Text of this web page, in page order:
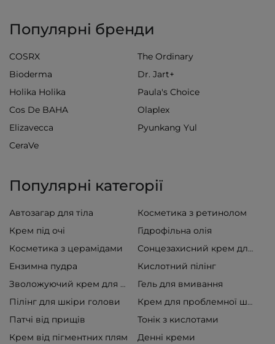
Популярні бренди
COSRX
The Ordinary
Bioderma
Dr. Jart+
Holika Holika
Paula's Choice
Cos De BAHA
Olaplex
Elizavecca
Pyunkang Yul
CeraVe
Популярні категорії
Автозагар для тіла
Косметика з ретинолом
Крем під очі
Гідрофільна олія
Косметика з церамідами
Сонцезахисний крем для обличчя
Ензимна пудра Кислотний пілінг
Зволожуючий крем для обличчя
Гель для вмивання
Пілінг для шкіри голови
Крем для проблемної шкіри
Патчі від прищів
Тонік з кислотами
Крем від пігментних плям
Денні креми